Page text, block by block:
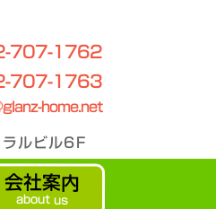
707-1762
707-1763
home.net
ルビル6F
会社案内
about us